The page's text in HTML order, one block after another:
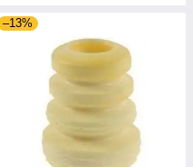
–13%